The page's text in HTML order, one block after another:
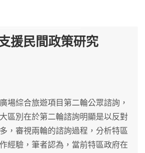
援民間政策研究
場綜合旅遊項目第二輪公眾諮詢，
區別在於第二輪諮詢明顯是以反對
，審視兩輪的諮詢過程，分析特區
經驗，筆者認為，當前特區政府在